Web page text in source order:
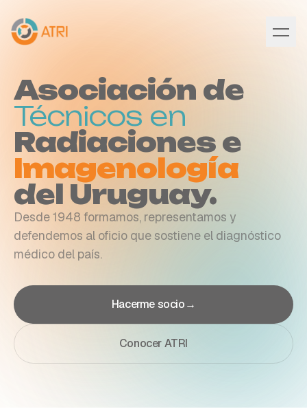
Asociación de
Técnicos en
Radiaciones e
Imagenología
del Uruguay.
Desde 1948 formamos, representamos y
defendemos al oficio que sostiene el diagnóstico
médico del país.
Hacerme socio→
Conocer ATRI